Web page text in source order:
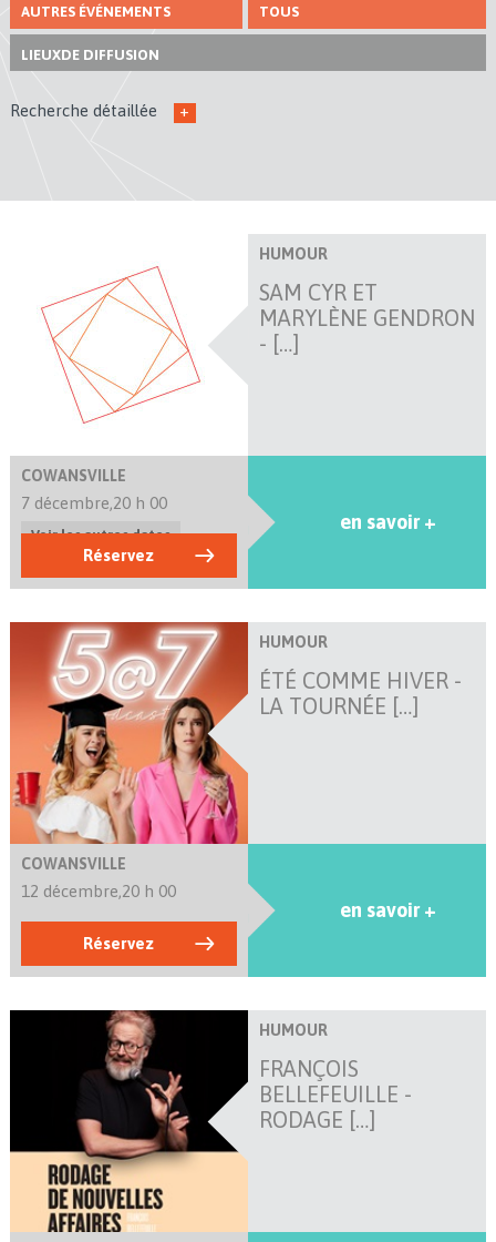
AUTRES ÉVÉNEMENTS TOUS
LIEUXDE DIFFUSION
Recherche détaillée +
HUMOUR
SAM CYR ET
MARYLÈNE GENDRON
- […]
COWANSVILLE
7 décembre,20 h 00
Voir les autres dates
Réservez
en savoir +
HUMOUR
ÉTÉ COMME HIVER -
LA TOURNÉE […]
COWANSVILLE
12 décembre,20 h 00
Réservez
en savoir +
HUMOUR
FRANÇOIS
BELLEFEUILLE -
RODAGE […]